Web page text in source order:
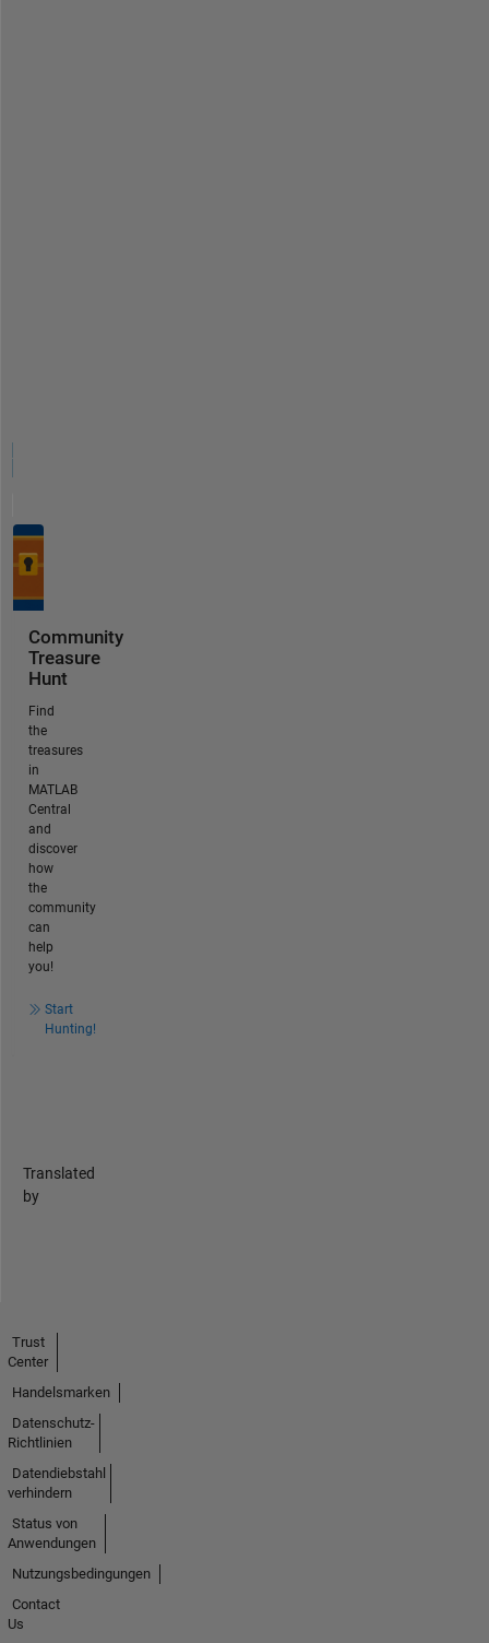
Community
Treasure
Hunt
Find
the
treasures
in
MATLAB
Central
and
discover
how
the
community
can
help
you!
Start
Hunting!
Translated
by
Trust
Center
Handelsmarken
Datenschutz-
Richtlinien
Datendiebstahl
verhindern
Status von
Anwendungen
Nutzungsbedingungen
Contact
Us